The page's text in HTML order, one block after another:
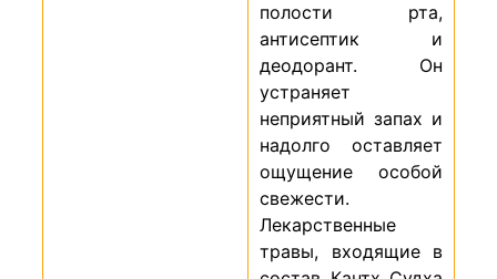
полости рта,
антисептик и
деодорант. Он
устраняет
неприятный запах и
надолго оставляет
ощущение особой
свежести.
Лекарственные
травы, входящие в